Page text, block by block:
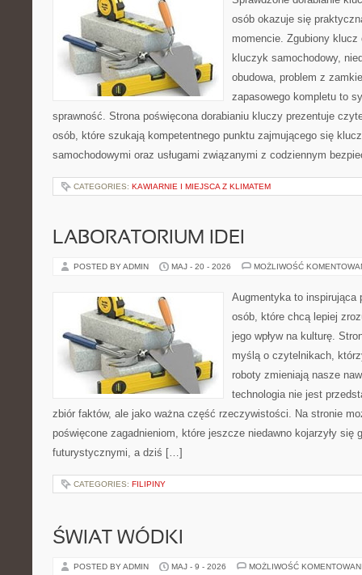
osób okazuje się
momencie. Zgubiony
kluczyk samochodowy,
obudowa, problem z
zapasowego kompletu to
sprawność. Strona poświęcona dorabianiu kluczy prezentuje
osób, które szukają kompetentnego punktu zajmującego się
samochodowymi oraz usługami związanymi z codziennym
CATEGORIES: KAWIARNIE I MIEJSCA Z KLIMATEM
LABORATORIUM IDEI
POSTED BY ADMIN MAJ - 20 - 2026 MOŻLIWOŚĆ
Augmentyka to inspirująca
osób, które chcą lepiej
jego wpływ na kulturę.
myślą o czytelnikach,
roboty zmieniają nasze
technologia nie jest
zbiór faktów, ale jako ważna część rzeczywistości. Na stronie
poświęcone zagadnieniom, które jeszcze niedawno kojarzyły się
futurystycznymi, a dziś […]
CATEGORIES: FILIPINY
ŚWIAT WÓDKI
POSTED BY ADMIN MAJ - 9 - 2026 MOŻLIWOŚĆ